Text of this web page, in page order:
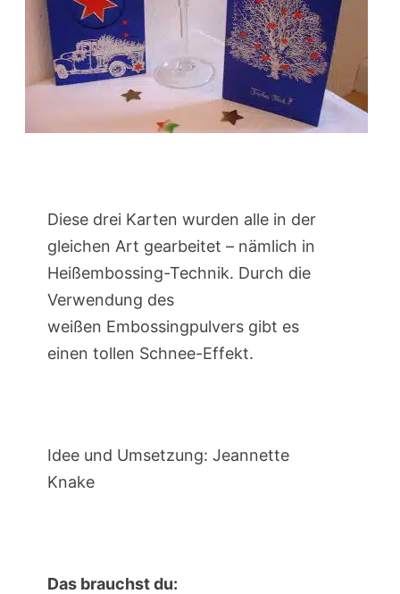
Diese drei Karten wurden alle in der
gleichen Art gearbeitet – nämlich in
Heißembossing-Technik. Durch die
Verwendung des
weißen Embossingpulvers gibt es
einen tollen Schnee-Effekt.
Idee und Umsetzung: Jeannette
Knake
Das brauchst du: